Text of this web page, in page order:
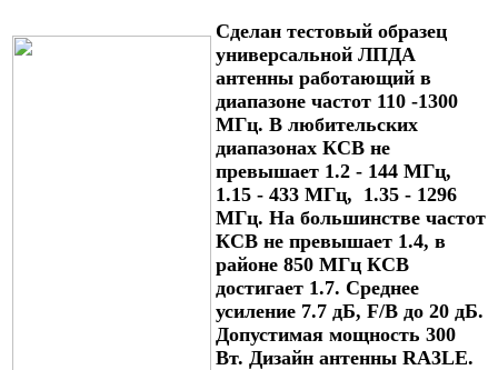
Сделан тестовый образец
универсальной ЛПДА
антенны работающий в
диапазоне частот 110 -1300
МГц. В любительских
диапазонах КСВ не
превышает 1.2 - 144 МГц,
1.15 - 433 МГц, 1.35 - 1296
МГц. На большинстве частот
КСВ не превышает 1.4, в
районе 850 МГц КСВ
достигает 1.7. Среднее
усиление 7.7 дБ, F/B до 20 дБ.
Допустимая мощность 300
Вт. Дизайн антенны RA3LE.